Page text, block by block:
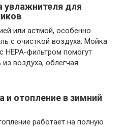
увлажнителя для
или астмой, особенно
с очисткой воздуха. Мойка
HEPA-фильтром помогут
воздуха, облегчая
и отопление в зимний
работает на полную